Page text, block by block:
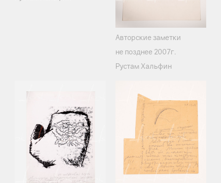
Авторские заметки
не позднее 2007г.
Рустам Хальфин